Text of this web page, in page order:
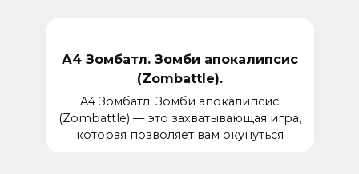
А4 Зомбатл. Зомби апокалипсис
(Zombattle).
A4 Зомбатл. Зомби апокалипсис
(Zombattle) — это захватывающая игра,
которая позволяет вам окунуться